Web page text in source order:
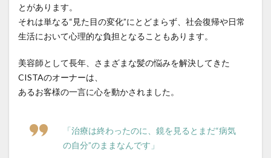
とがあります。
それは単なる“見た目の変化”にとどまらず、社会復帰や日常
生活において心理的な負担となることもあります。
美容師として長年、さまざまな髪の悩みを解決してきた
CISTAのオーナーは、
あるお客様の一言に心を動かされました。
「治療は終わったのに、鏡を見るとまだ“病気
の自分”のままなんです」
縮毛矯正の根元折れ
縮毛矯正をやめたい
縮毛矯正失敗
縮毛矯正専門店
縮毛矯正専門店の価値
縮毛矯正専門店の薬剤
縮毛矯正当日のシャンプー
美容の力で支える医療
美容室崩壊とお待たせ
聖地離れとローカル回帰
脱縮毛矯正
行政
近所の美容室の探し方
過収斂
還元不足